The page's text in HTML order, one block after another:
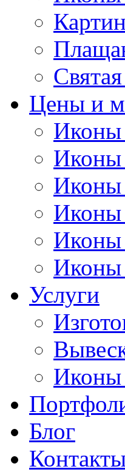
Цены и
Иконы
Иконы
Иконы
Иконы
Иконы
Иконы
Услуги
Иконы
Блог